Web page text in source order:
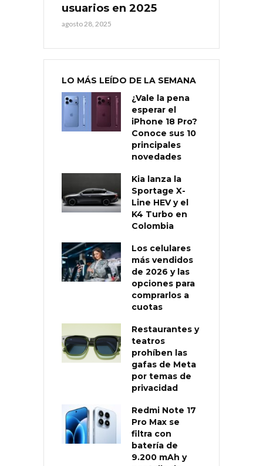
usuarios en 2025
agosto 28, 2025
LO MÁS LEÍDO DE LA SEMANA
¿Vale la pena
esperar el
iPhone 18 Pro?
Conoce sus 10
principales
novedades
Kia lanza la
Sportage X-
Line HEV y el
K4 Turbo en
Colombia
Los celulares
más vendidos
de 2026 y las
opciones para
comprarlos a
cuotas
Restaurantes y
teatros
prohíben las
gafas de Meta
por temas de
privacidad
Redmi Note 17
Pro Max se
filtra con
batería de
9.200 mAh y